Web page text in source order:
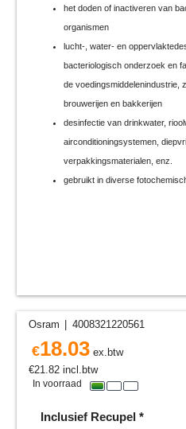
het doden of inactiveren van
organismen
lucht-, water- en
bacteriologisch onderzoek en
de voedingsmiddelenindustrie,
brouwerijen en bakkerijen
desinfectie van drinkwater,
airconditioningsystemen,
verpakkingsmaterialen, enz.
gebruikt in diverse
Osram 4008321220561
€18.03 ex.btw
€21.82 incl.btw
In voorraad
Inclusief Recupel *